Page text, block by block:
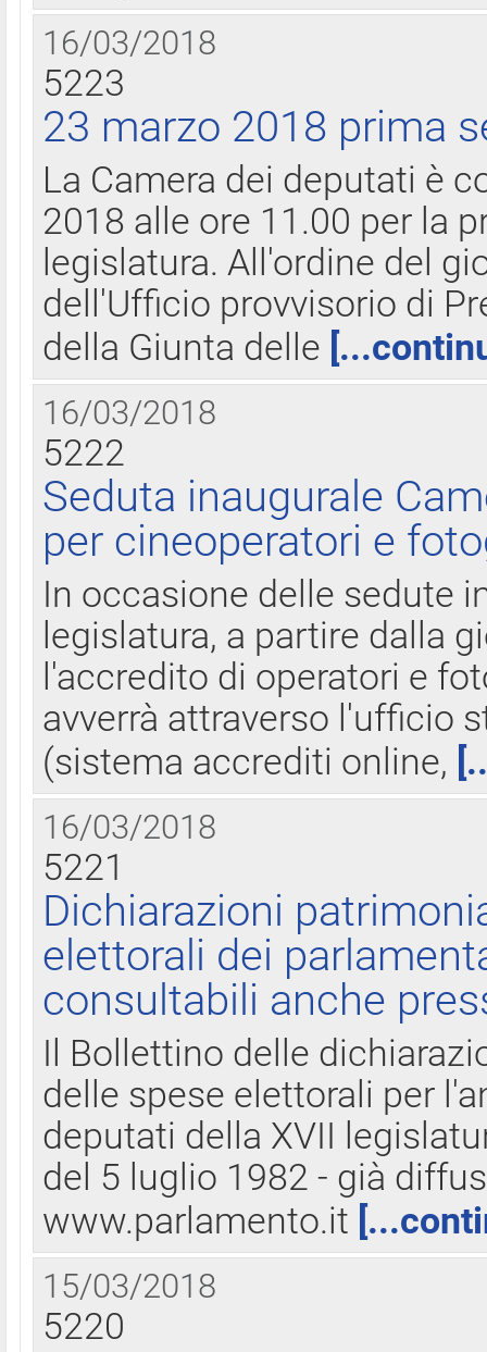
16/03/2018
5223
23 marzo 2018 prima
La Camera dei deputati è
2018 alle ore 11.00 per la
legislatura. All'ordine del
dell'Ufficio provvisorio di
della Giunta delle
16/03/2018
5222
Seduta inaugurale
per cineoperatori e
In occasione delle sedute
legislatura, a partire dalla
l'accredito di operatori e
avverrà attraverso l'ufficio
(sistema accrediti online,
16/03/2018
5221
Dichiarazioni
elettorali dei
consultabili anche
Il Bollettino delle
delle spese elettorali per
deputati della XVII
del 5 luglio 1982 - già
www.parlamento.it
15/03/2018
5220